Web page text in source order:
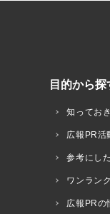
目的から探
知ってお
広報PR活
参考にし
ワンラン
広報PRの